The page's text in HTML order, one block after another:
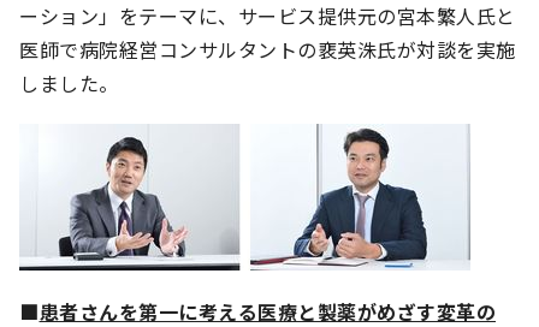
ーション」をテーマに、サービス提供元の宮本繁人氏と
医師で病院経営コンサルタントの裵英洙氏が対談を実施
しました。
■患者さんを第一に考える医療と製薬がめざす変革の